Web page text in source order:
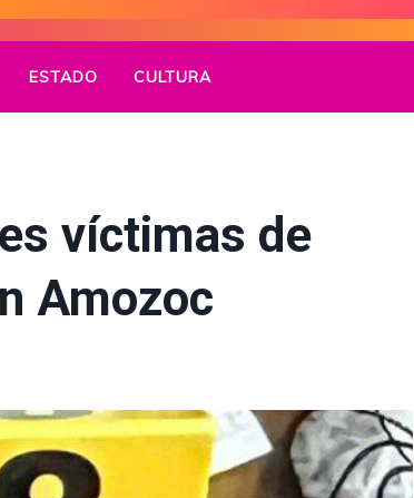
ESTADO CULTURA
víctimas de
Amozoc